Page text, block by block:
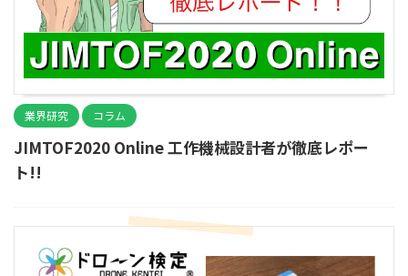
業界研究 コラム
JIMTOF2020 Online 工作機械設計者が徹底レポー
ト!!